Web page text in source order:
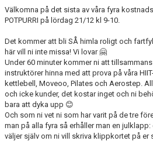
Välkomna på det sista av våra fyra
POTPURRI på lördag 21/12 kl 9-10.
Det kommer att bli SÅ himla roligt och
här vill ni inte missa! Vi lovar 🤗
Under 60 minuter kommer ni att
instruktörer hinna med att prova på våra
kettlebell, Moveoo, Pilates och Aerostep.
och icke kunder, det kostar inget och ni
bara att dyka upp 😊
Och som ni vet ni som har varit på de tre
man på alla fyra så erhåller man en
väljer själv om ni vill skriva klippkortet på er